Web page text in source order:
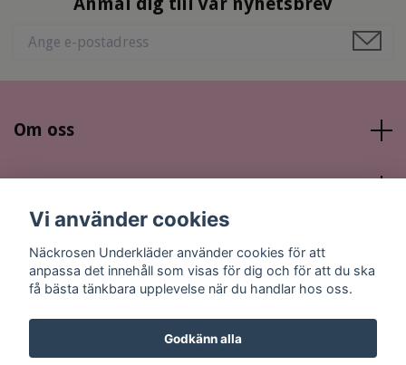
Om oss
Sociala medier
Vi använder cookies
Näckrosen Underkläder använder cookies för att
anpassa det innehåll som visas för dig och för att du ska
få bästa tänkbara upplevelse när du handlar hos oss.
Godkänn alla